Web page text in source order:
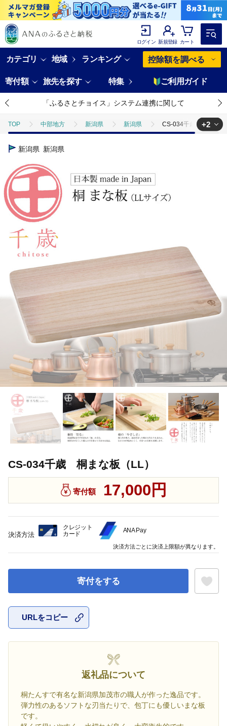
ログイン 新規登録 カート
カテゴリ 地域 ランキング 控除額を調べる
寄付額 旅先を探す 特集 ご利用ガイド
「ふるさとチョイス」システム連携に関して
TOP 中部地方 新潟県 新潟県 CS-034千歳 桐まな板
TOP
+2
新潟県 新潟県
CS-034千歳 桐まな板（LL）
寄付額 17,000円
寄付をする
URLをコピー
返礼品について
桐たんすで有名な新潟県加茂市の職人が作った逸品です。
弾力性のあるソフトな刃当たりで、包丁にも優しいまな板
です。
決済方法
クレジット
カード
ANA Pay
決済方法ごとに決済上限額が異なります。